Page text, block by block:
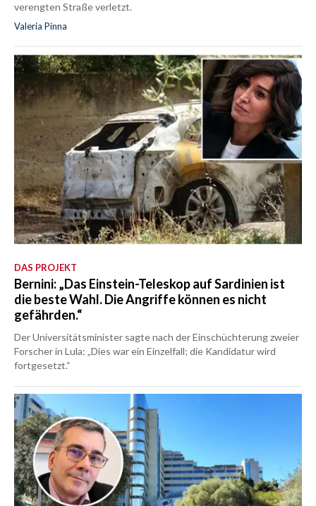
verengten Straße verletzt.
Valeria Pinna
DAS PROJEKT
Bernini: „Das Einstein-Teleskop auf Sardinien ist
die beste Wahl. Die Angriffe können es nicht
gefährden.“
Der Universitätsminister sagte nach der Einschüchterung zweier
Forscher in Lula: „Dies war ein Einzelfall; die Kandidatur wird
fortgesetzt.“